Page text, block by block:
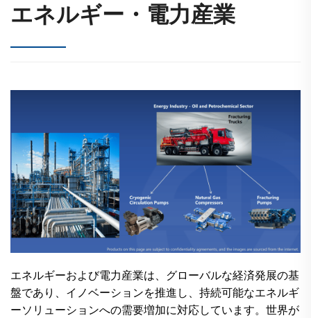
エネルギー・電力産業
エネルギーおよび電力産業は、グローバルな経済発展の基
盤であり、イノベーションを推進し、持続可能なエネルギ
ーソリューションへの需要増加に対応しています。世界が